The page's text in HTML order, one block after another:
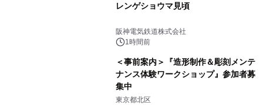
レンゲショウマ見頃
阪神電気鉄道株式会社
1時間前
＜事前案内＞『造形制作＆彫刻メンテ
ナンス体験ワークショップ』参加者募
集中
東京都北区